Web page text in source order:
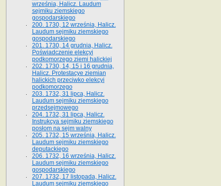
września, Halicz. Laudum
sejmiku ziemskiego
gospodarskiego
200. 1730, 12 września, Halicz.
Laudum sejmiku ziemskiego
gospodarskiego
201. 1730, 14 grudnia, Halicz.
Poświadczenie elekcyi
podkomorzego ziemi halickiej
202. 1730, 14, 15 i 16 grudnia,
Halicz. Protestacye ziemian
halickich przeciwko elekcyi
podkomorzego
203. 1732, 31 lipca, Halicz.
Laudum sejmiku ziemskiego
przedsejmowego
204. 1732, 31 lipca, Halicz.
Instrukcya sejmiku ziemskiego
posłom na sejm walny
205. 1732, 15 września, Halicz.
Laudum sejmiku ziemskiego
deputackiego
206. 1732, 16 września, Halicz.
Laudum sejmiku ziemskiego
gospodarskiego
207. 1732, 17 listopada, Halicz.
Laudum sejmiku ziemskiego